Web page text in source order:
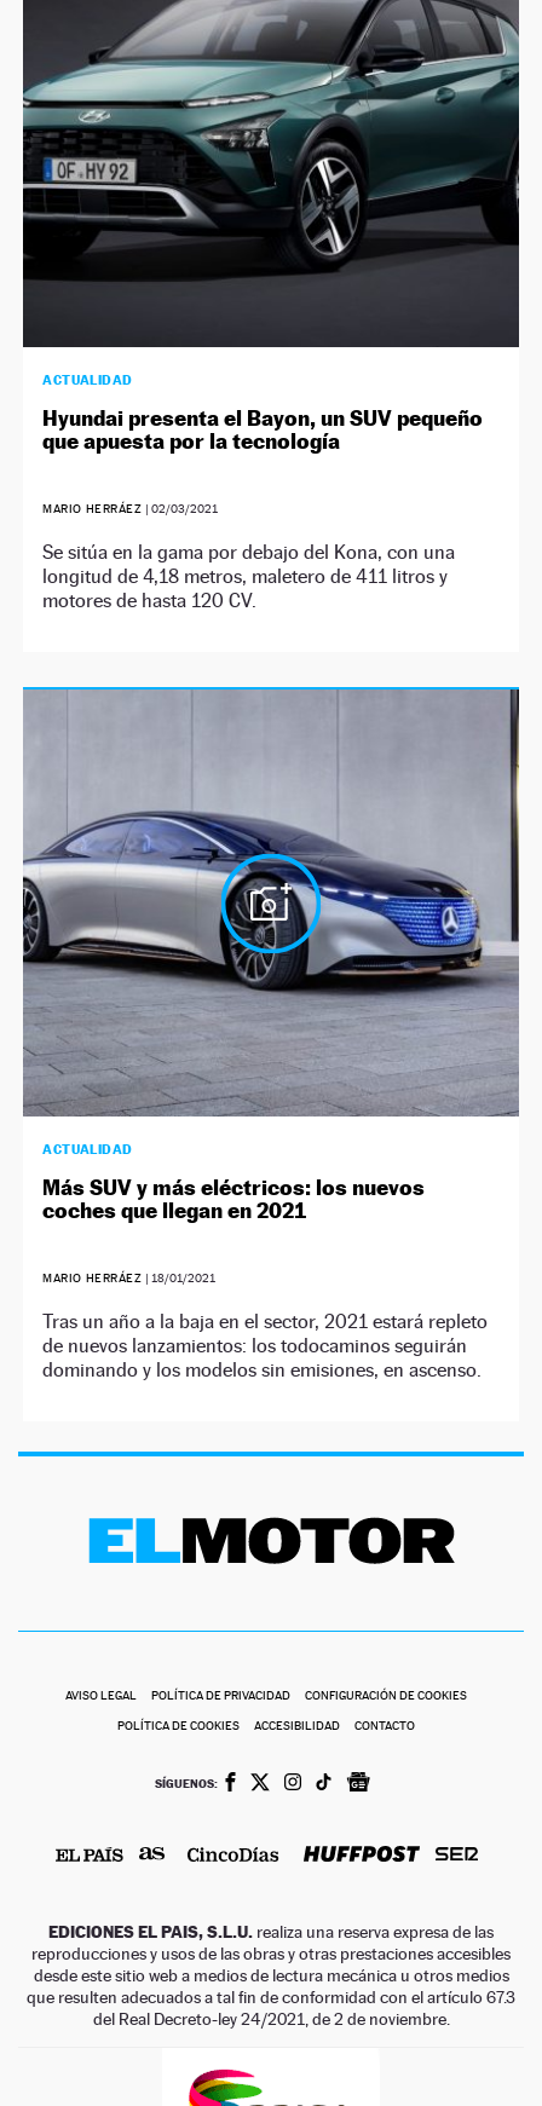
ACTUALIDAD
Hyundai presenta el Bayon, un SUV pequeño
que apuesta por la tecnología
MARIO HERRÁEZ | 02/03/2021
Se sitúa en la gama por debajo del Kona, con una
longitud de 4,18 metros, maletero de 411 litros y
motores de hasta 120 CV.
ACTUALIDAD
Más SUV y más eléctricos: los nuevos
coches que llegan en 2021
MARIO HERRÁEZ | 18/01/2021
Tras un año a la baja en el sector, 2021 estará repleto
de nuevos lanzamientos: los todocaminos seguirán
dominando y los modelos sin emisiones, en ascenso.
AVISO LEGAL POLÍTICA DE PRIVACIDAD CONFIGURACIÓN DE COOKIES
POLÍTICA DE COOKIES ACCESIBILIDAD CONTACTO
SÍGUENOS:
EDICIONES EL PAIS, S.L.U. realiza una reserva expresa de las
reproducciones y usos de las obras y otras prestaciones accesibles
desde este sitio web a medios de lectura mecánica u otros medios
que resulten adecuados a tal fin de conformidad con el artículo 67.3
del Real Decreto-ley 24/2021, de 2 de noviembre.